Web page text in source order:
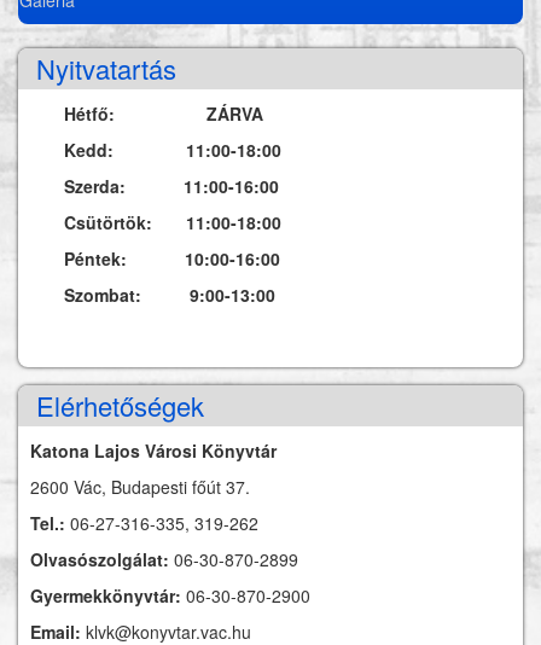
Nyitvatartás
Hétfő: ZÁRVA
Kedd: 11:00-18:00
Szerda: 11:00-16:00
Csütörtök: 11:00-18:00
Péntek: 10:00-16:00
Szombat: 9:00-13:00
Elérhetőségek
Katona Lajos Városi Könyvtár
2600 Vác, Budapesti főút 37.
Tel.: 06-27-316-335, 319-262
Olvasószolgálat: 06-30-870-2899
Gyermekkönyvtár: 06-30-870-2900
Email: klvk@konyvtar.vac.hu